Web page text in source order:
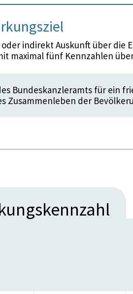
indirekt Auskunft über die
maximal fünf Kennzahlen
Bundeskanzleramts für ein
Zusammenleben der